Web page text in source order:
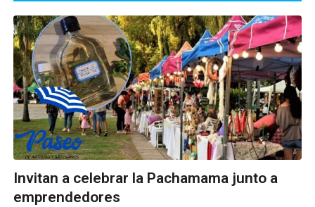
Invitan a celebrar la Pachamama junto a
emprendedores